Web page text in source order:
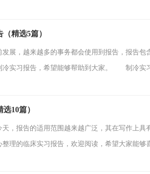
精选5篇）
发展，越来越多的事务都会使用到报告，报告
冷实习报告，希望能够帮助到大家。 制冷
，在这次持续了两个星期的实习中我们学到许
10篇）
，报告的适用范围越来越广泛，其在写作上
整理的临床实习报告，欢迎阅读，希望
20xx年xx月xx日在x市x医院实习。x市x医院